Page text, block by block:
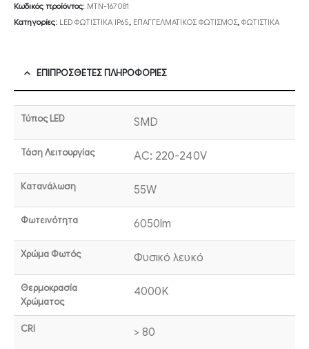
Κωδικός προϊόντος: MTN-167081
Κατηγορίες: LED ΦΩΤΙΣΤΙΚΑ IP65, ΕΠΑΓΓΕΛΜΑΤΙΚΟΣ ΦΩΤΙΣΜΟΣ, ΦΩΤΙΣΤΙΚΑ
ΕΠΙΠΡΌΣΘΕΤΕΣ ΠΛΗΡΟΦΟΡΊΕΣ
Τύπος LED SMD
Τάση Λειτουργίας AC: 220-240V
Κατανάλωση 55W
Φωτεινότητα 6050lm
Χρώμα Φωτός Φυσικό λευκό
Θερμοκρασία
Χρώματος
4000K
CRI > 80